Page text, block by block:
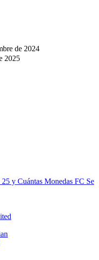
de 2024
2025
y Cuántas Monedas FC Se